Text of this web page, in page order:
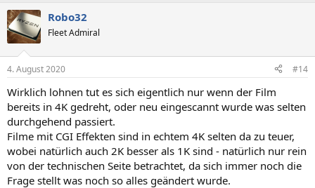
Robo32
Fleet Admiral
4. August 2020 #14
Wirklich lohnen tut es sich eigentlich nur wenn der Film
bereits in 4K gedreht, oder neu eingescannt wurde was selten
durchgehend passiert.
Filme mit CGI Effekten sind in echtem 4K selten da zu teuer,
wobei natürlich auch 2K besser als 1K sind - natürlich nur rein
von der technischen Seite betrachtet, da sich immer noch die
Frage stellt was noch so alles geändert wurde.